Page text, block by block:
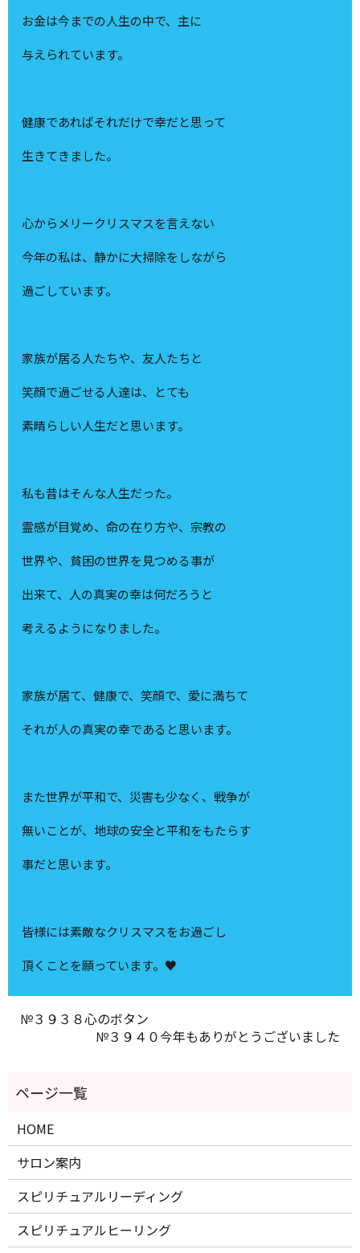
お金は今までの人生の中で、主に
与えられています。
健康であればそれだけで幸だと思って
生きてきました。
心からメリークリスマスを言えない
今年の私は、静かに大掃除をしながら
過ごしています。
家族が居る人たちや、友人たちと
笑顔で過ごせる人達は、とても
素晴らしい人生だと思います。
私も昔はそんな人生だった。
霊感が目覚め、命の在り方や、宗教の
世界や、貧困の世界を見つめる事が
出来て、人の真実の幸は何だろうと
考えるようになりました。
家族が居て、健康で、笑顔で、愛に満ちて
それが人の真実の幸であると思います。
また世界が平和で、災害も少なく、戦争が
無いことが、地球の安全と平和をもたらす
事だと思います。
皆様には素敵なクリスマスをお過ごし
頂くことを願っています。♥
№３９３８心のボタン
№３９４０今年もありがとうございました
HOME
サロン案内
スピリチュアルリーディング
スピリチュアルヒーリング